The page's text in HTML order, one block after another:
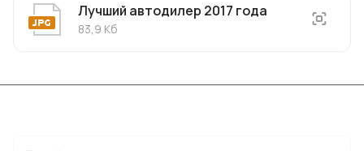
Лучший автодилер 2017 года
83,9 Кб